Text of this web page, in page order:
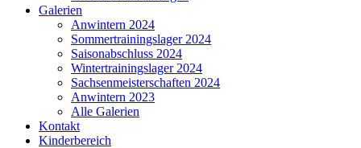
Galerien
Anwintern 2024
Sommertrainingslager 2024
Saisonabschluss 2024
Wintertrainingslager 2024
Sachsenmeisterschaften 2024
Anwintern 2023
Alle Galerien
Kontakt
Kinderbereich